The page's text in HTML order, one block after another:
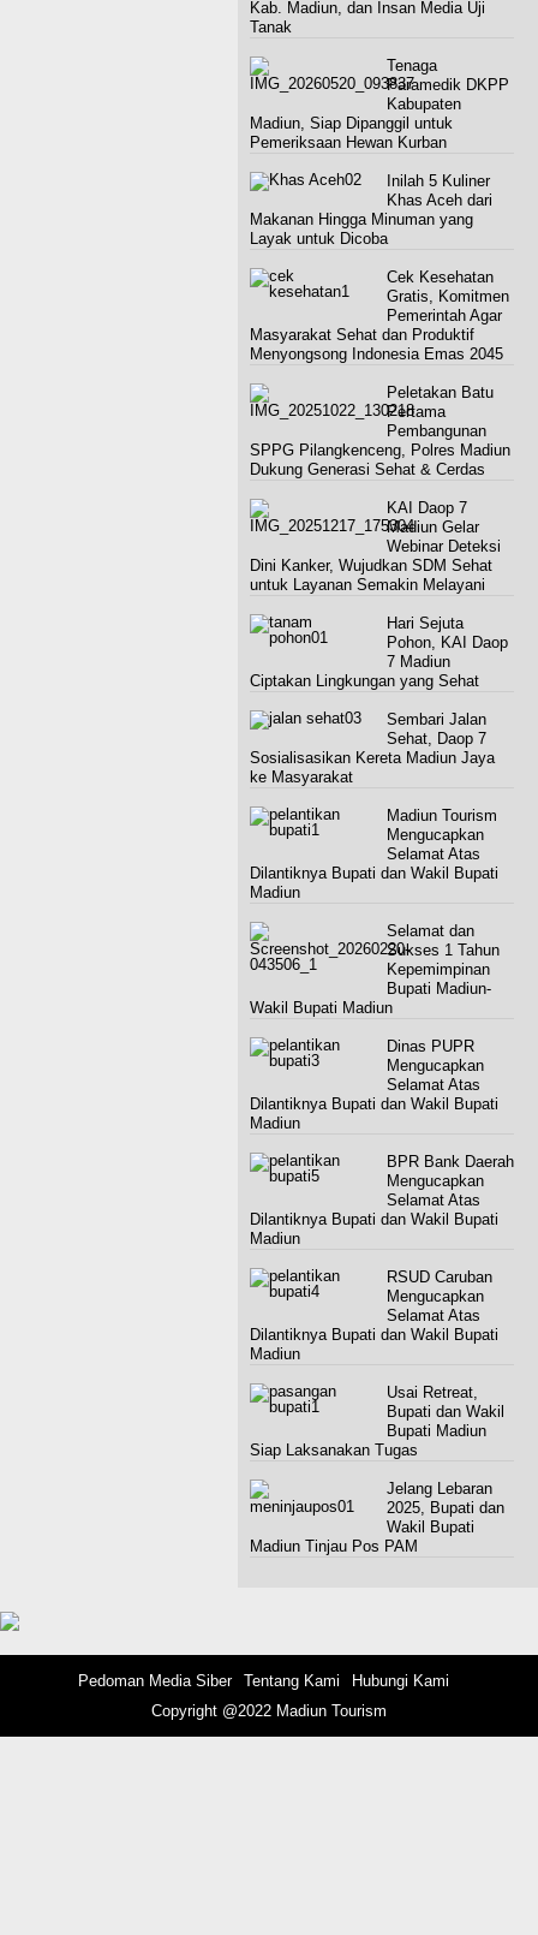
Kab. Madiun, dan Insan Media Uji
Tanak
Tenaga
Paramedik DKPP
Kabupaten
Madiun, Siap Dipanggil untuk
Pemeriksaan Hewan Kurban
Inilah 5 Kuliner
Khas Aceh dari
Makanan Hingga Minuman yang
Layak untuk Dicoba
Cek Kesehatan
Gratis, Komitmen
Pemerintah Agar
Masyarakat Sehat dan Produktif
Menyongsong Indonesia Emas 2045
Peletakan Batu
Pertama
Pembangunan
SPPG Pilangkenceng, Polres Madiun
Dukung Generasi Sehat & Cerdas
KAI Daop 7
Madiun Gelar
Webinar Deteksi
Dini Kanker, Wujudkan SDM Sehat
untuk Layanan Semakin Melayani
Hari Sejuta
Pohon, KAI Daop
7 Madiun
Ciptakan Lingkungan yang Sehat
Sembari Jalan
Sehat, Daop 7
Sosialisasikan Kereta Madiun Jaya
ke Masyarakat
Madiun Tourism
Mengucapkan
Selamat Atas
Dilantiknya Bupati dan Wakil Bupati
Madiun
Selamat dan
Sukses 1 Tahun
Kepemimpinan
Bupati Madiun-
Wakil Bupati Madiun
Dinas PUPR
Mengucapkan
Selamat Atas
Dilantiknya Bupati dan Wakil Bupati
Madiun
BPR Bank Daerah
Mengucapkan
Selamat Atas
Dilantiknya Bupati dan Wakil Bupati
Madiun
RSUD Caruban
Mengucapkan
Selamat Atas
Dilantiknya Bupati dan Wakil Bupati
Madiun
Usai Retreat,
Bupati dan Wakil
Bupati Madiun
Siap Laksanakan Tugas
Jelang Lebaran
2025, Bupati dan
Wakil Bupati
Madiun Tinjau Pos PAM
Pedoman Media Siber Tentang Kami
Hubungi Kami
Copyright @2022 Madiun Tourism